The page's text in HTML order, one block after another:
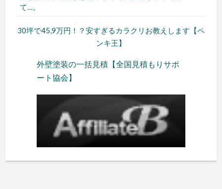
て…。
30坪で45,9万円！？安すぎるカラクリお教えします【ペ
ンキ王】
外壁塗装の一括見積【全国見積もりサポ
ート協会】